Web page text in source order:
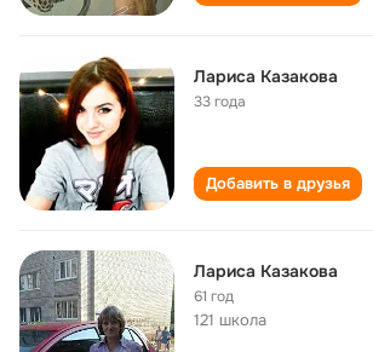
Лариса Казакова
33 года
Добавить в друзья
Лариса Казакова
61 год
121 школа